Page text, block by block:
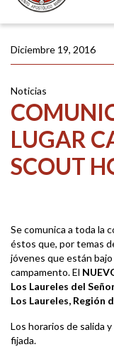
Diciembre 19, 2016
Noticias
LUGAR
SCOUT
Se comunica a toda la
éstos que, por temas
jóvenes que están
campamento. El
Los Laureles del
Los Laureles, Región
Los horarios de salida
fijada.